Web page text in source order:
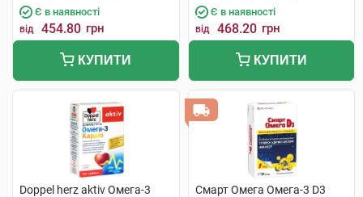
Є в наявності
від 454.80 грн
КУПИТИ
Є в наявності
від 468.20 грн
КУПИТИ
Doppel herz aktiv Омега-3
Смарт Омега Омега-3 D3